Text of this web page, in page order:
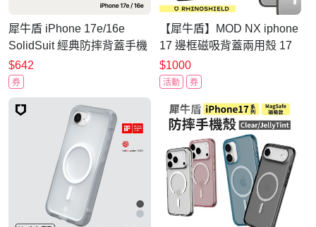
犀牛盾 iPhone 17e/16e
SolidSuit 經典防摔背蓋手機
殼
$642
券
【犀牛盾】MOD NX iphone
17 邊框磁吸背蓋兩用殼 17
/Air / 17 Pro / 17 Pro Max
$1000
活動 券